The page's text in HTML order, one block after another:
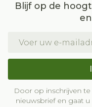
Blijf op de
Door op inschrijven
nieuwsbrief en gaat